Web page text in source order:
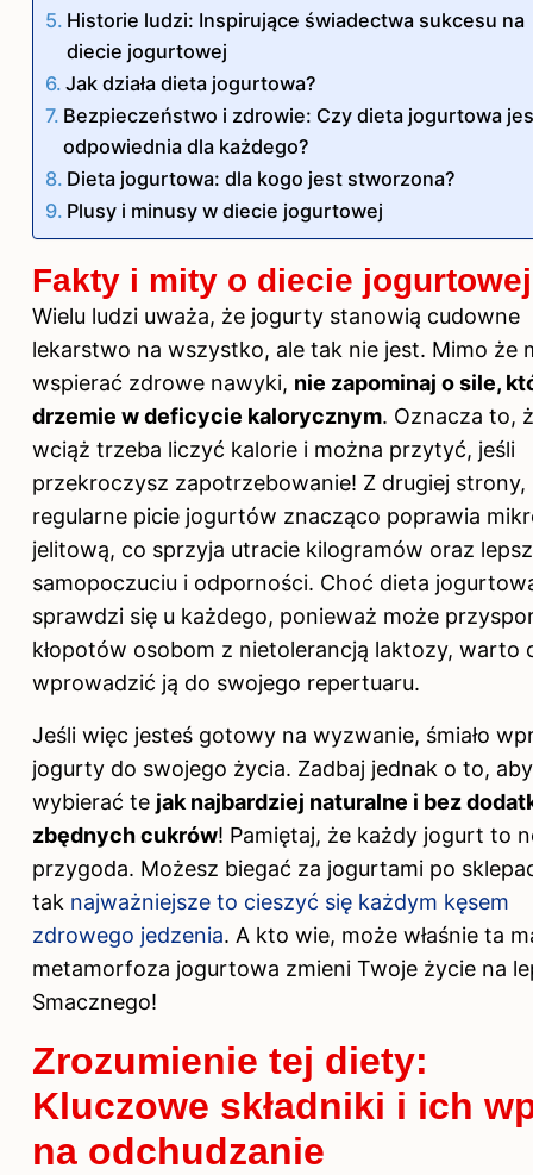
Historie ludzi: Inspirujące świadectwa sukcesu na
diecie jogurtowej
Jak działa dieta jogurtowa?
Bezpieczeństwo i zdrowie: Czy dieta jogurtowa
odpowiednia dla każdego?
Dieta jogurtowa: dla kogo jest stworzona?
Plusy i minusy w diecie jogurtowej
Fakty i mity o diecie jogurtowej
Wielu ludzi uważa, że jogurty stanowią cudowne
lekarstwo na wszystko, ale tak nie jest. Mimo że
wspierać zdrowe nawyki, nie zapominaj o sile,
drzemie w deficycie kalorycznym. Oznacza to,
wciąż trzeba liczyć kalorie i można przytyć, jeśli
przekroczysz zapotrzebowanie! Z drugiej strony,
regularne picie jogurtów znacząco poprawia
jelitową, co sprzyja utracie kilogramów oraz
samopoczuciu i odporności. Choć dieta
sprawdzi się u każdego, ponieważ może
kłopotów osobom z nietolerancją laktozy, warto
wprowadzić ją do swojego repertuaru.
Jeśli więc jesteś gotowy na wyzwanie, śmiało
jogurty do swojego życia. Zadbaj jednak o to, aby
wybierać te jak najbardziej naturalne i bez
zbędnych cukrów! Pamiętaj, że każdy jogurt to
przygoda. Możesz biegać za jogurtami po
tak najważniejsze to cieszyć się każdym kęsem
zdrowego jedzenia. A kto wie, może właśnie ta
metamorfoza jogurtowa zmieni Twoje życie na
Smacznego!
Zrozumienie tej diety:
Kluczowe składniki i ich
na odchudzanie